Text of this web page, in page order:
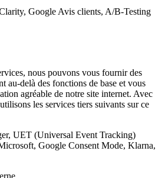
Google Avis clients, A/B-Testing
nous pouvons vous fournir des
au-delà des fonctions de base et vous
agréable de notre site internet. Avec
les services tiers suivants sur ce
UET (Universal Event Tracking)
Google Consent Mode, Klarna,